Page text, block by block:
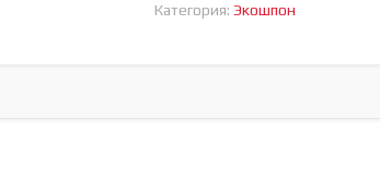
Категория:Экошпон